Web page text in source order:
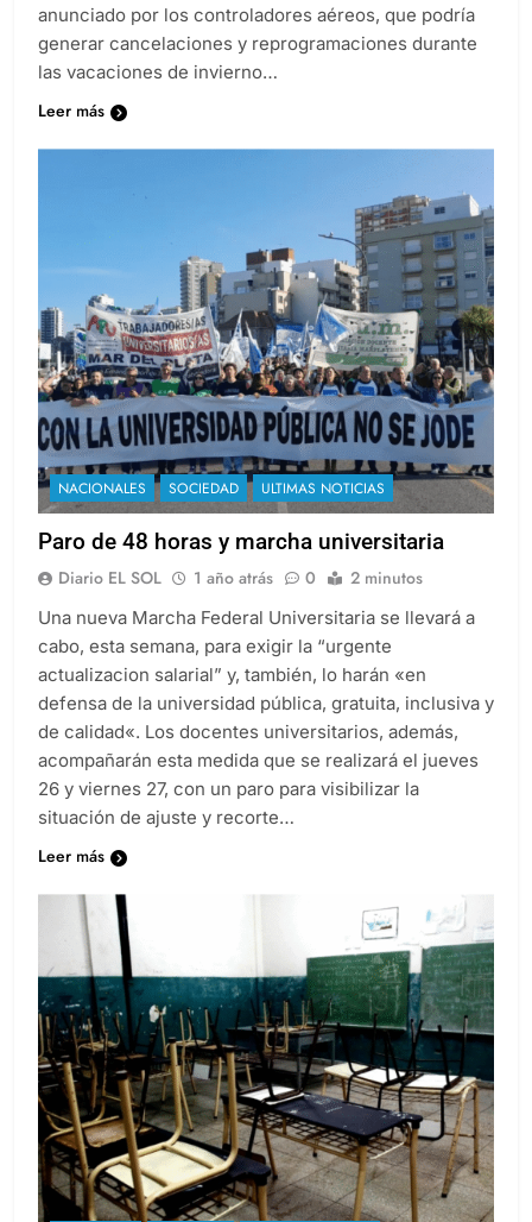
anunciado por los controladores aéreos, que podría
generar cancelaciones y reprogramaciones durante
las vacaciones de invierno…
Leer más
NACIONALES SOCIEDAD ULTIMAS NOTICIAS
Paro de 48 horas y marcha universitaria
Diario EL SOL 1 año atrás 0 2 minutos
Una nueva Marcha Federal Universitaria se llevará a
cabo, esta semana, para exigir la “urgente
actualizacion salarial” y, también, lo harán «en
defensa de la universidad pública, gratuita, inclusiva y
de calidad«. Los docentes universitarios, además,
acompañarán esta medida que se realizará el jueves
26 y viernes 27, con un paro para visibilizar la
situación de ajuste y recorte…
Leer más